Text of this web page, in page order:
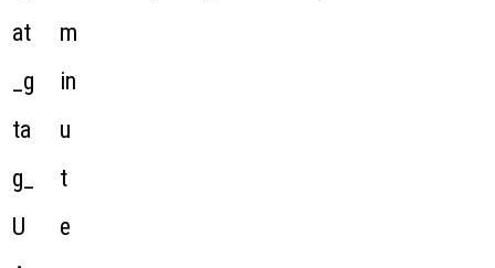
at
_g
ta
g_
U
m
in
u
t
e